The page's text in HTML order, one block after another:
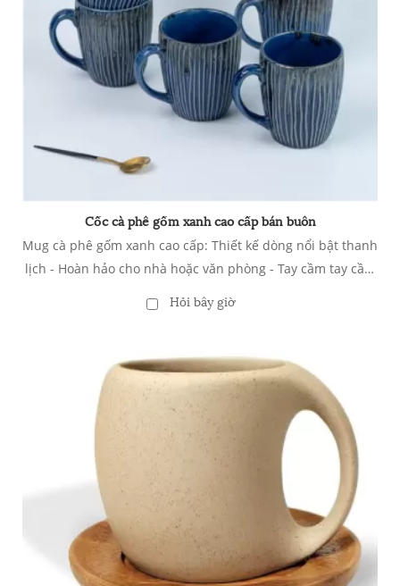
Cốc cà phê gốm xanh cao cấp bán buôn
Mug cà phê gốm xanh cao cấp: Thiết kế dòng nổi bật thanh
lịch - Hoàn hảo cho nhà hoặc văn phòng - Tay cầm tay cầm
Hỏi bây giờ